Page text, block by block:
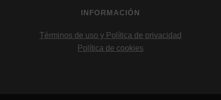
INFORMACIÓN
Términos de uso y Política de privacidad
Política de cookies